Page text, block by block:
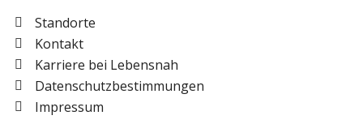
Standorte
Kontakt
Karriere bei Lebensnah
Datenschutzbestimmungen
Impressum